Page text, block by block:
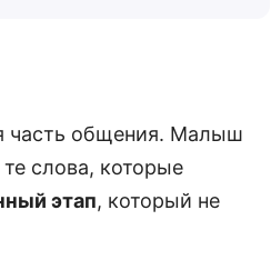
часть общения. Малыш
слова, которые
этап, который не